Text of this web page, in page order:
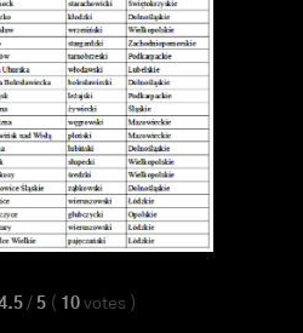
/ 5 ( 10 votes )